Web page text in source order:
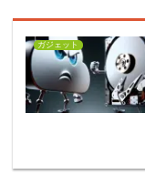
ガジェット